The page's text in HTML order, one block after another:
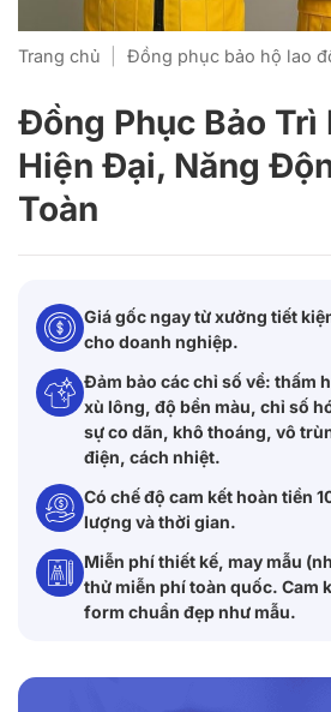
Trang chủ Đồng phục bảo hộ lao
Đồng Phục Bảo Trì
Hiện Đại, Năng
Toàn
Giá gốc ngay từ xưởng tiết
cho doanh nghiệp.
Đảm bảo các chỉ số về: thấm
xù lông, độ bền màu, chỉ số
sự co dãn, khô thoáng, vô
điện, cách nhiệt.
Có chế độ cam kết hoàn tiền
lượng và thời gian.
Miễn phí thiết kế, may mẫu
thử miễn phí toàn quốc. Cam
form chuẩn đẹp như mẫu.